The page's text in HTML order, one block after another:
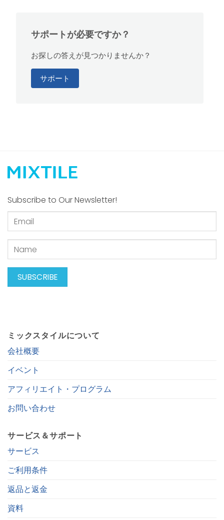
サポートが必要ですか？
お探しの答えが見つかりませんか？
サポート
Subscribe to Our Newsletter!
ミックスタイルについて
会社概要
イベント
アフィリエイト・プログラム
お問い合わせ
サービス＆サポート
サービス
ご利用条件
返品と返金
資料